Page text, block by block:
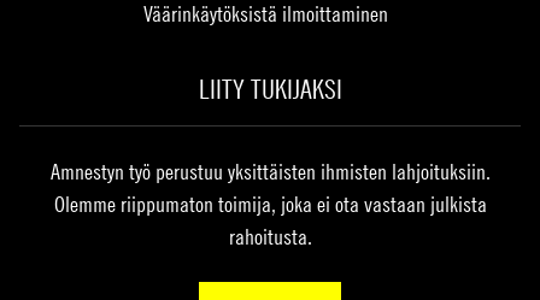
Väärinkäytöksistä ilmoittaminen
LIITY TUKIJAKSI
Amnestyn työ perustuu yksittäisten ihmisten lahjoituksiin.
Olemme riippumaton toimija, joka ei ota vastaan julkista
rahoitusta.